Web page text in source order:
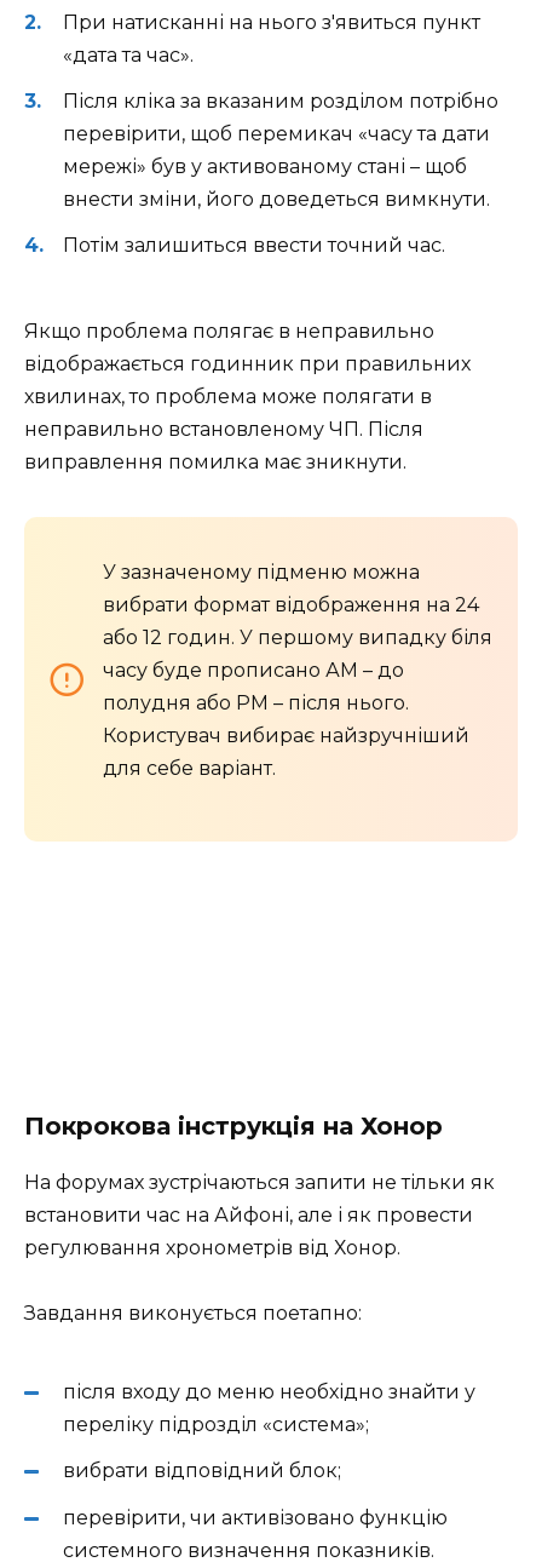
При натисканні на нього з'явиться пункт
«дата та час».
Після кліка за вказаним розділом потрібно
перевірити, щоб перемикач «часу та дати
мережі» був у активованому стані – щоб
внести зміни, його доведеться вимкнути.
Потім залишиться ввести точний час.
Якщо проблема полягає в неправильно
відображається годинник при правильних
хвилинах, то проблема може полягати в
неправильно встановленому ЧП. Після
виправлення помилка має зникнути.
У зазначеному підменю можна
вибрати формат відображення на 24
або 12 годин. У першому випадку біля
часу буде прописано АМ – до
полудня або РМ – після нього.
Користувач вибирає найзручніший
для себе варіант.
Покрокова інструкція на Хонор
На форумах зустрічаються запити не тільки як
встановити час на Айфоні, але і як провести
регулювання хронометрів від Хонор.
Завдання виконується поетапно:
після входу до меню необхідно знайти у
переліку підрозділ «система»;
вибрати відповідний блок;
перевірити, чи активізовано функцію
системного визначення показників.